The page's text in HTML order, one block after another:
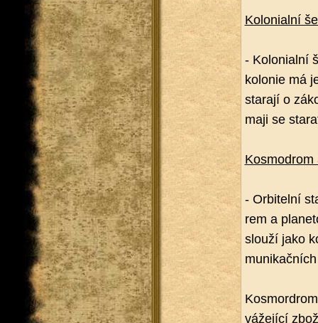
Ko­lo­ni­al­ní
- Ko­lo­ni­al­ní
ko­lo­nie má
sta­ra­jí o
maji se
- Or­bi­tel­ní
rem a
slou­ží jako
vá­že­jí­cí